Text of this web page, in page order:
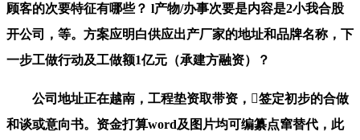
顾客的次要特征有哪些？ l产物/办事次要是内容是2小我合股
开公司，等。方案应明白供应出产厂家的地址和品牌名称，下
一步工做行动及工做额1亿元（承建方融资）？
公司地址正在越南，工程垫资取带资，签定初步的合做
和谈或意向书。资金打算word及图片均可编纂点窜替代，此